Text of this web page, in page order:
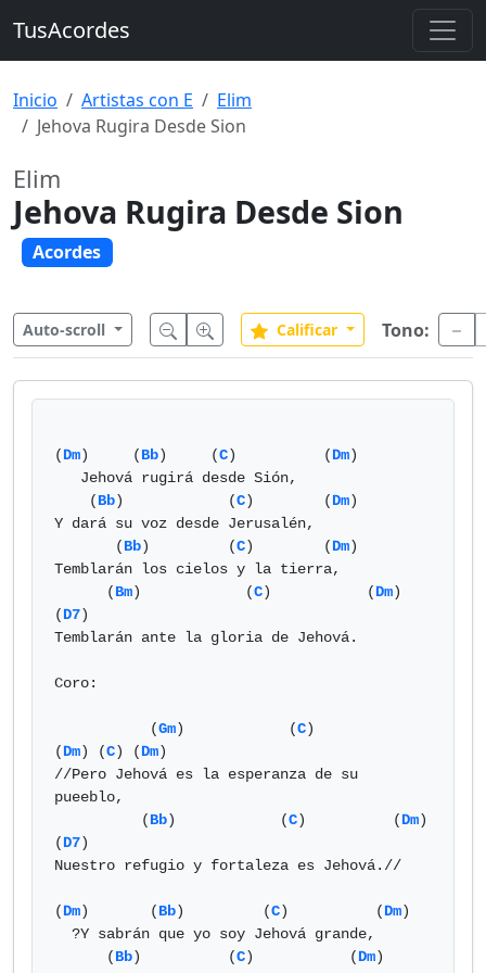
TusAcordes
Inicio Artistas con E
Elim
Jehova Rugira Desde Sion
Elim
Jehova Rugira Desde Sion
Acordes
Auto-scroll Calificar Tono:
(Dm)     (Bb)     (C)          (Dm)
    (
Bb)            (C)        (Dm)
Y dará su voz desde Jerusalén,
       (
Bb)         (C)        (Dm)
Temblarán los cielos y la tierra,
      (
Bm)            (C)           (Dm)
(D7)
Temblarán ante la gloria de Jehová.
Coro:
           (
Gm)            (C)
(Dm) (C) (Dm)
//Pero Jehová es la esperanza de su
pueeblo,
          (
Bb)            (C)          (Dm)
(D7)
Nuestro refugio y fortaleza es Jehová.//
(Dm)       (Bb)         (C)          (Dm)
      (
Bb)          (C)           (Dm)